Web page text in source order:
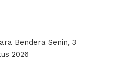
Bendera Senin, 3
2026